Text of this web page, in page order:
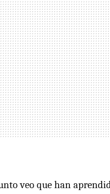
veo que han